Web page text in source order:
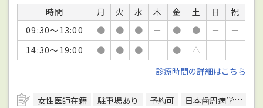
時間 月 火 水 木 金 土 日
祝
09:30～13:00
● ● ● － ● ● －
－
14:30～19:00
● ● ● － ● △ －
－
診療時間の詳細はこちら
女性医師在籍 駐車場あり 予約可
日本歯周病学会歯周病専門医